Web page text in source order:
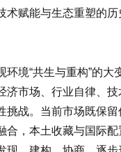
术赋能与生态重塑的
境“共生与重构”的
济市场、行业自律、
挑战。当前市场既保
合，本土收藏与国际